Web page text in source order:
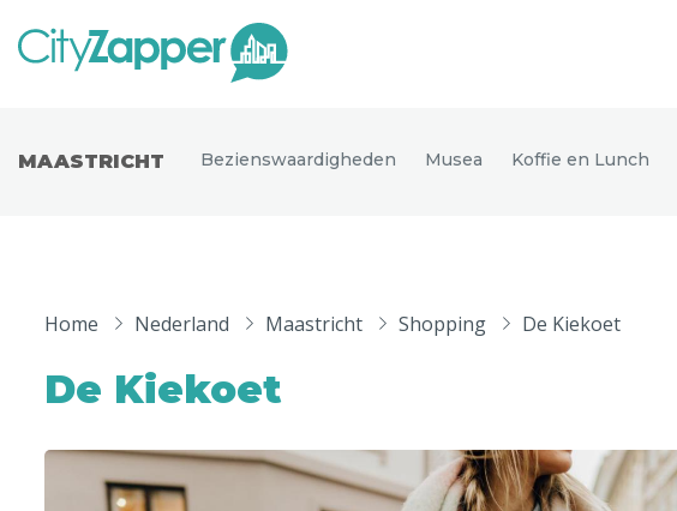
Nederland
Europa
Noord-Amerika
Andere wereldsteden
MAASTRICHT Bezienswaardigheden Musea Koffie en Lunch
Home Nederland Maastricht Shopping De Kiekoet
De Kiekoet